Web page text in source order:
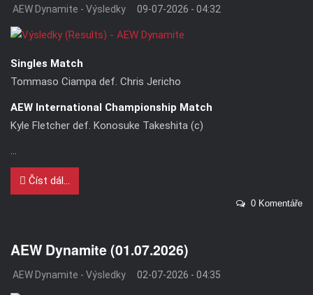
AEW Dynamite - Výsledky 09-07-2026 - 04:32
Singles Match
Tommaso Ciampa def. Chris Jericho
AEW International Championship Match
Kyle Fletcher def. Konosuke Takeshita (c)
...
Číst dál...
0 Komentáře
AEW Dynamite (01.07.2026)
AEW Dynamite - Výsledky 02-07-2026 - 04:35